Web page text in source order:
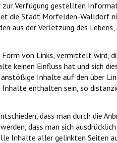
zur Verfügung gestellten
die Stadt Mörfelden-Walldorf
aus der Verletzung des Lebens,
von Links, vermittelt wird,
keinen Einfluss hat und sich
Inhalte auf den über
enthalten sein, so
dass man durch die
dass man sich
Inhalte aller gelinkten Seiten